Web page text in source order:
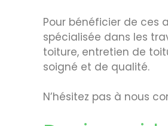
Pour bénéficier de ces
spécialisée dans les
toiture, entretien de
soigné et de qualité.
N’hésitez pas à nous